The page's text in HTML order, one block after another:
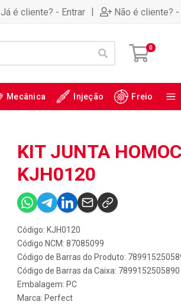
Já é cliente? - Entrar | Não é cliente?
0
Mecânica Injeção Freio
KIT JUNTA
KJH0120
Código: KJH0120
Código NCM: 87085099
Código de Barras do Produto:
Código de Barras da Caixa: 7899152505890
Embalagem: PC
Marca: Perfect